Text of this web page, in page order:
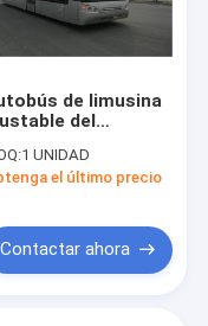
de limusina
del
autobús con
carbono del
aero-
1 UNIDAD
el último precio
Contactar ahora